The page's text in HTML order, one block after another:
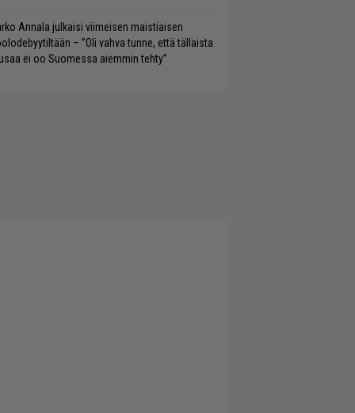
Annala julkaisi viimeisen maistiaisen
– ”Oli vahva tunne, että tällaista
ei oo Suomessa aiemmin tehty”